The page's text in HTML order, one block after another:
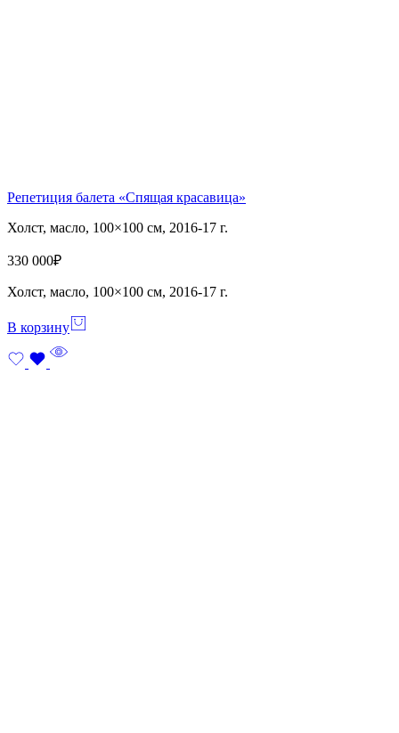
Репетиция балета «Спящая красавица»
Холст, масло, 100×100 см, 2016-17 г.
330 000₽
Холст, масло, 100×100 см, 2016-17 г.
В корзину